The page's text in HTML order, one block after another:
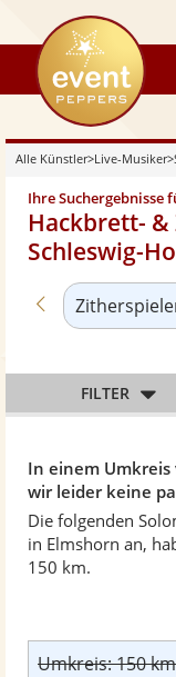
eventpeppers
Alle Künstler>Live-Musiker>
Ihre Suchergebnisse
Hackbrett-
Schleswig-
In einem
wir leider keine
Die folgenden
in Elmshorn an,
150 km.
Zurück zu
Umkreis: 150 km
FILTER